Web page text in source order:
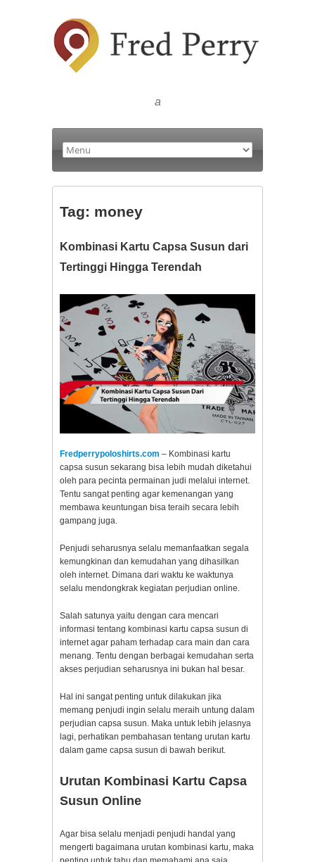
a
Tag: money
Kombinasi Kartu Capsa Susun dari
Tertinggi Hingga Terendah
Fredperrypoloshirts.com – Kombinasi kartu
capsa susun sekarang bisa lebih mudah diketahui
oleh para pecinta permainan judi melalui internet.
Tentu sangat penting agar kemenangan yang
membawa keuntungan bisa teraih secara lebih
gampang juga.
Penjudi seharusnya selalu memanfaatkan segala
kemungkinan dan kemudahan yang dihasilkan
oleh internet. Dimana dari waktu ke waktunya
selalu mendongkrak kegiatan perjudian online.
Salah satunya yaitu dengan cara mencari
informasi tentang kombinasi kartu capsa susun di
internet agar paham terhadap cara main dan cara
menang. Tentu dengan berbagai kemudahan serta
akses perjudian seharusnya ini bukan hal besar.
Hal ini sangat penting untuk dilakukan jika
memang penjudi ingin selalu meraih untung dalam
perjudian capsa susun. Maka untuk lebih jelasnya
lagi, perhatikan pembahasan tentang urutan kartu
dalam game capsa susun di bawah berikut.
Urutan Kombinasi Kartu Capsa
Susun Online
Agar bisa selalu menjadi penjudi handal yang
mengerti bagaimana urutan kombinasi kartu, maka